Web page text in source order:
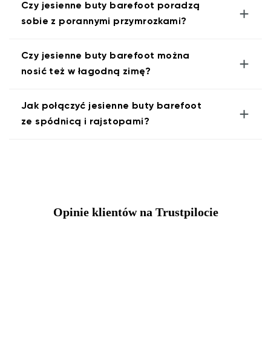
Czy jesienne buty barefoot poradzą
sobie z porannymi przymrozkami?
+
Czy jesienne buty barefoot można
nosić też w łagodną zimę?
+
Jak połączyć jesienne buty barefoot
ze spódnicą i rajstopami?
+
Opinie klientów na Trustpilocie